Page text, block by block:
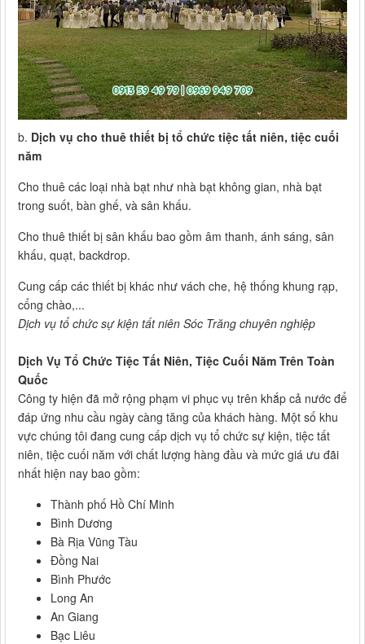
b. Dịch vụ cho thuê thiết bị tổ chức tiệc tất niên, tiệc cuối
năm
Cho thuê các loại nhà bạt như nhà bạt không gian, nhà bạt
trong suốt, bàn ghế, và sân khấu.
Cho thuê thiết bị sân khấu bao gồm âm thanh, ánh sáng, sân
khấu, quạt, backdrop.
Cung cấp các thiết bị khác như vách che, hệ thống khung rạp,
cổng chào,...
Dịch vụ tổ chức sự kiện tất niên Sóc Trăng chuyên nghiệp
Dịch Vụ Tổ Chức Tiệc Tất Niên, Tiệc Cuối Năm Trên Toàn
Quốc
Công ty hiện đã mở rộng phạm vi phục vụ trên khắp cả nước để
đáp ứng nhu cầu ngày càng tăng của khách hàng. Một số khu
vực chúng tôi đang cung cấp dịch vụ tổ chức sự kiện, tiệc tất
niên, tiệc cuối năm với chất lượng hàng đầu và mức giá ưu đãi
nhất hiện nay bao gồm:
Thành phố Hồ Chí Minh
Bình Dương
Bà Rịa Vũng Tàu
Đồng Nai
Bình Phước
Long An
An Giang
Bạc Liêu